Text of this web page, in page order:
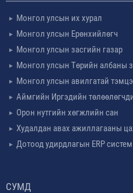
Монгол улсын их хурал
Монгол улсын Ерөнхийлөгч
Монгол улсын засгийн газар
Монгол улсын Төрийн албаны
Монгол улсын авилгатай
Аймгийн Иргэдийн
Орон нутгийн хөгжлийн сан
Худалдан авах ажиллагааны
Дотоод удирдлагын ERP систем
СУМД